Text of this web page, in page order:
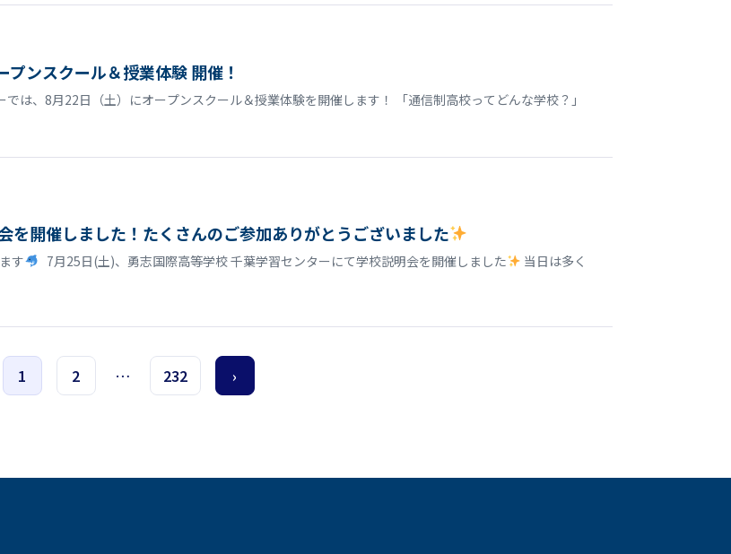
プンスクール＆授業体験 開催！
は、8月22日（土）にオープンスクール＆授業体験を開催します！ 「通信制高校ってどんな学校？」
を開催しました！たくさんのご参加ありがとうございました
す 7月25日(土)、勇志国際高等学校 千葉学習センターにて学校説明会を開催しました
当日は多く
1 2 … 232 ›